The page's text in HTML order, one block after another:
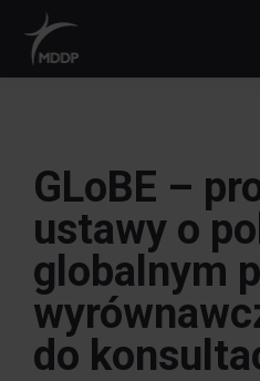
GLoBE –
ustawy o
globalnym
do